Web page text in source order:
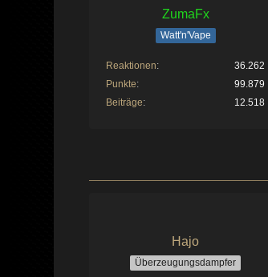
ZumaFx
Watt'n'Vape
Reaktionen
36.262
Punkte
99.879
Beiträge
12.518
Hajo
Überzeugungsdampfer